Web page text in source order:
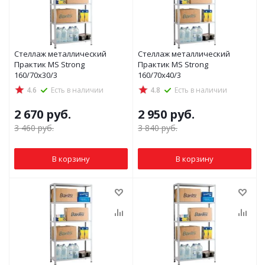
Стеллаж металлический
Практик MS Strong
160/70x30/3
4.6 Есть в наличии
2 670 руб.
3 460руб.
В корзину
Стеллаж металлический
Практик MS Strong
160/70x40/3
4.8 Есть в наличии
2 950 руб.
3 840руб.
В корзину